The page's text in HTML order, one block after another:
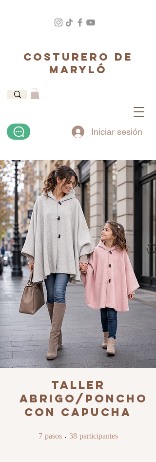
COSTURERO DE
MARYLÓ
Iniciar sesión
Taller
Abrigo/Poncho
con Capucha
7 pasos 7 pasos
38 participantes